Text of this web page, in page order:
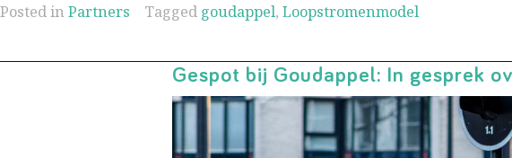
Posted in Partners Tagged goudappel,Loopstromenmodel
Gespot bij Goudappel: In gesprek